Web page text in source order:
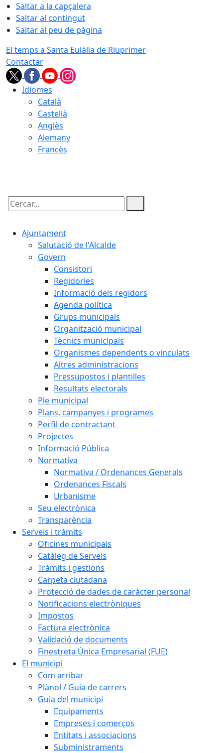
Saltar a la capçalera
Saltar al contingut
Saltar al peu de pàgina
El temps a Santa Eulàlia de Riuprimer
Contactar
Idiomes
Català
Castellà
Anglès
Alemany
Francès
Cercar:
Ajuntament
Salutació de l'Alcalde
Govern
Consistori
Regidories
Informació dels regidors
Agenda política
Grups municipals
Organització municipal
Tècnics municipals
Organismes dependents o vinculats
Altres administracions
Pressupostos i plantilles
Resultats electorals
Ple municipal
Plans, campanyes i programes
Perfil de contractant
Projectes
Informació Pública
Normativa
Normativa / Ordenances Generals
Ordenances Fiscals
Urbanisme
Seu electrònica
Transparència
Serveis i tràmits
Oficines municipals
Catàleg de Serveis
Tràmits i gestions
Carpeta ciutadana
Protecció de dades de caràcter personal
Notificacions electròniques
Impostos
Factura electrònica
Validació de documents
Finestreta Única Empresarial (FUE)
El municipi
Com arribar
Plànol / Guia de carrers
Guia del municipi
Equipaments
Empreses i comerços
Entitats i associacions
Subministraments